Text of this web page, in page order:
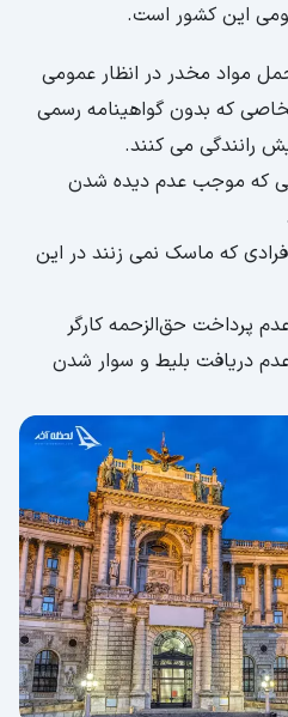
این کشور است.
مواد مخدر در انظار عمومی
که بدون گواهینامه رسمی
رانندگی می کنند.
که موجب عدم دیده شدن
که ماسک نمی زنند در این
پرداخت حق‌الزحمه کارگر
دریافت بلیط و سوار شدن